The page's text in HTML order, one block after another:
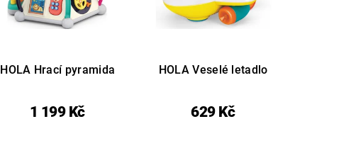
HOLA Hrací pyramida
1 199 Kč
HOLA Veselé letadlo
629 Kč